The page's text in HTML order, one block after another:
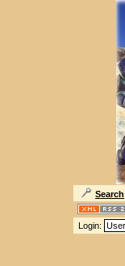
Search
Login: